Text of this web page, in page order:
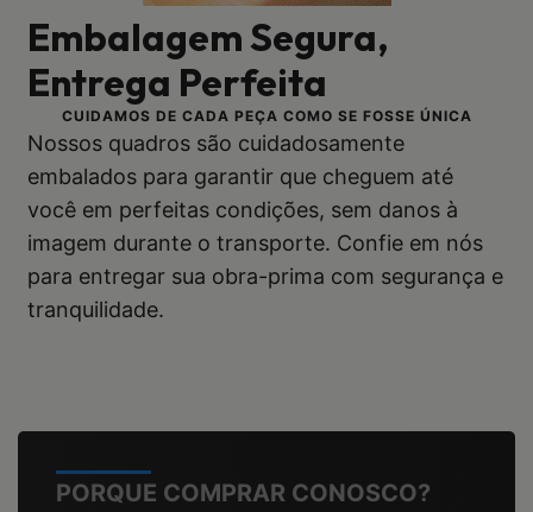
Embalagem Segura,
Entrega Perfeita
CUIDAMOS DE CADA PEÇA COMO SE FOSSE ÚNICA
Nossos quadros são cuidadosamente
embalados para garantir que cheguem até
você em perfeitas condições, sem danos à
imagem durante o transporte. Confie em nós
para entregar sua obra-prima com segurança e
tranquilidade.
PORQUE COMPRAR CONOSCO?